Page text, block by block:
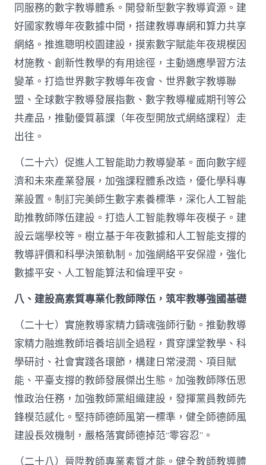
同服務的數字教導體系。開發新型數字教導資源。建
好國家教導年夜數據中間，搭建教導專網和算力共享
網絡。推進聰明校園建設，摸索數字賦能年夜規模因
材施教、創新性教學的有用途徑，主動適應學習方法
變革。打造世界數字教導年夜會、世界數字教導聯
盟、全球數字教導發展指數、數字教導權威期刊等公
共產品，推動優質慕課（年夜型開放式網絡課程）走
出往。
（二十六）促進人工智能助力教導變革。面向數字經
濟和未來產業發展，加強課程體系改造，優化學科專
業設置。制訂完美師生數字素養標準，深化人工智能
助推教師隊伍建設。打造人工智能教導年夜模子。建
設云端學校等。樹立基于年夜數據和人工智能支撐的
教導評價和科學決策軌制。加強網絡平安保證，強化
數據平安、人工智能算法和倫理平安。
八、建設高素質專業化教師隊伍，筑牢教導強國基礎
（二十七）實施教導家精力鑄魂強師行動。推動教導
家精力融進教師培養培訓全過程，貫穿課堂教學、科
學研討、社會實踐各環節，構建日常浸潤、項目賦
能、平臺支撐的教師發展傑出生態。加強教師隊伍思
惟政治任務，加強教師黨組織建設，發揮黨員教師先
鋒模范感化。堅持師德師風第一標準，健全師德師風
建設長效機制，嚴格落實師德掉范“零容忍”。
（二十八）晉陞教師專業素質才能。健全教師教導體